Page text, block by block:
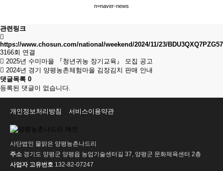
n=naver-news
관련링크
https://www.chosun.com/national/weekend/2024/11/23/
3166회 연결
2025년 수미마을 『청년귀농 장기교육』 모집 공고
2024년 경기 양평농촌체험마을 김장김치 판매 안내
댓글목록 0
등록된 댓글이 없습니다.
개인정보처리방침 서비스이용약관
사단법인 물맑은 양평농촌나드리
주소 경기도 양평군 양평읍 농업기술센터길 37, 양평군 문화체육센터 2층
사업자 고유번호 132-82-07247